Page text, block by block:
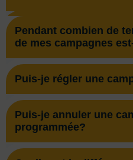
Pendant combien de
de mes campagnes
Puis-je régler une
Puis-je annuler une
programmée?